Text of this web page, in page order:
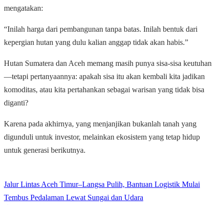
mengatakan:
“Inilah harga dari pembangunan tanpa batas. Inilah bentuk dari
kepergian hutan yang dulu kalian anggap tidak akan habis.”
Hutan Sumatera dan Aceh memang masih punya sisa-sisa keutuhan
—tetapi pertanyaannya: apakah sisa itu akan kembali kita jadikan
komoditas, atau kita pertahankan sebagai warisan yang tidak bisa
diganti?
Karena pada akhirnya, yang menjanjikan bukanlah tanah yang
digunduli untuk investor, melainkan ekosistem yang tetap hidup
untuk generasi berikutnya.
Jalur Lintas Aceh Timur–Langsa Pulih, Bantuan Logistik Mulai
Tembus Pedalaman Lewat Sungai dan Udara